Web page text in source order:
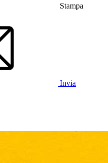
Stampa
Invia